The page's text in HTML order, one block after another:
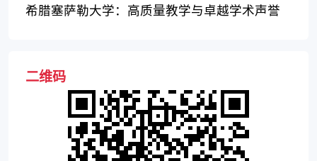
希腊塞萨勒大学：高质量教学与卓越学术声誉
二维码